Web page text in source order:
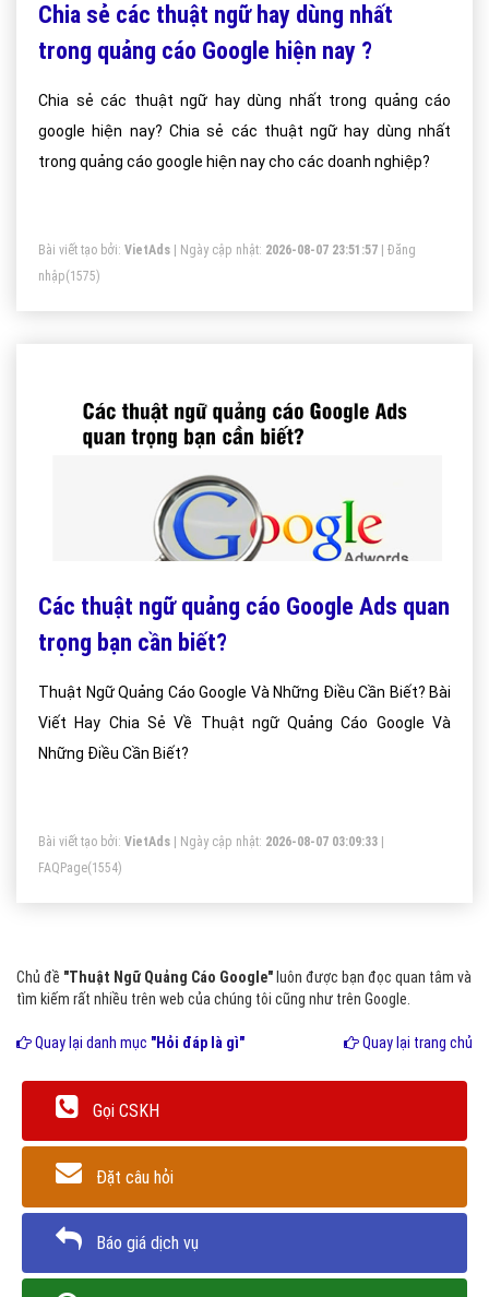
Chia sẻ các thuật ngữ hay dùng nhất
trong quảng cáo Google hiện nay ?
Chia sẻ các thuật ngữ hay dùng nhất trong quảng cáo
google hiện nay? Chia sẻ các thuật ngữ hay dùng nhất
trong quảng cáo google hiện nay cho các doanh nghiệp?
Bài viết tạo bởi: VietAds | Ngày cập nhật: 2026-08-07 23:51:57
Đăng
nhập(1575)
Các thuật ngữ quảng cáo Google Ads quan
trọng bạn cần biết?
Thuật Ngữ Quảng Cáo Google Và Những Điều Cần Biết? Bài
Viết Hay Chia Sẻ Về Thuật ngữ Quảng Cáo Google Và
Những Điều Cần Biết?
Bài viết tạo bởi: VietAds | Ngày cập nhật: 2026-08-07 03:09:33
FAQPage(1554)
Chủ đề "Thuật Ngữ Quảng Cáo Google" luôn được bạn đọc quan tâm và
tìm kiếm rất nhiều trên web của chúng tôi cũng như trên Google.
Quay lại danh mục "Hỏi đáp là gì" Quay lại trang chủ
Gọi CSKH
Đặt câu hỏi
Báo giá dịch vụ